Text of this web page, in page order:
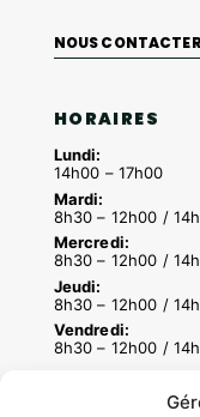
NOUS CONTACTER
HORAIRES
Lundi:
14h00 – 17h00
Mardi:
8h30 – 12h00 /
Mercredi:
8h30 – 12h00 /
Jeudi:
8h30 – 12h00 /
Vendredi:
8h30 – 12h00 /